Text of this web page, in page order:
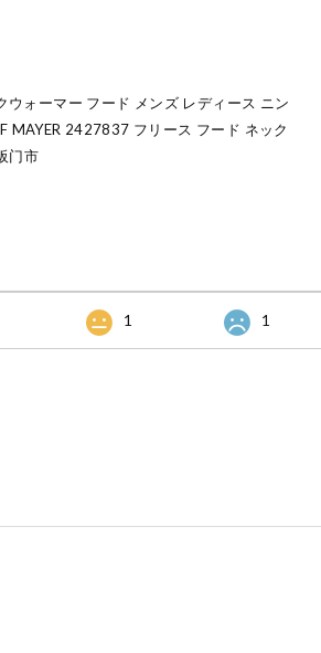
ォーマー フード メンズ レディース ニン
MAYER 2427837 フリース フード ネック
门市
1 1